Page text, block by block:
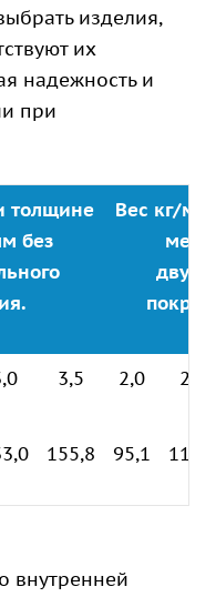
изделия,
их
надежность и
при
толщине
без
Вес кг/
3,5 2,0 2,5
155,8 95,1 116,1
внутренней